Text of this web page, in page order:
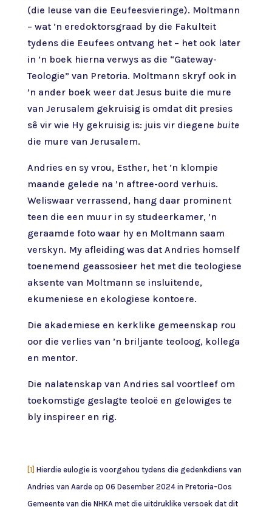
(die leuse van die Eeufeesvieringe). Moltmann
– wat ’n eredoktorsgraad by die Fakulteit
tydens die Eeufees ontvang het – het ook later
in ’n boek hierna verwys as die “Gateway-
Teologie” van Pretoria. Moltmann skryf ook in
’n ander boek weer dat Jesus buite die mure
van Jerusalem gekruisig is omdat dit presies
sê vir wie Hy gekruisig is: juis vir diegene buite
die mure van Jerusalem.
Andries en sy vrou, Esther, het ’n klompie
maande gelede na ’n aftree-oord verhuis.
Weliswaar verrassend, hang daar prominent
teen die een muur in sy studeerkamer, ’n
geraamde foto waar hy en Moltmann saam
verskyn. My afleiding was dat Andries homself
toenemend geassosieer het met die teologiese
aksente van Moltmann se insluitende,
ekumeniese en ekologiese kontoere.
Die akademiese en kerklike gemeenskap rou
oor die verlies van ’n briljante teoloog, kollega
en mentor.
Die nalatenskap van Andries sal voortleef om
toekomstige geslagte teoloë en gelowiges te
bly inspireer en rig.
[1] Hierdie eulogie is voorgehou tydens die gedenkdiens van
Andries van Aarde op 06 Desember 2024 in Pretoria-Oos
Gemeente van die NHKA met die uitdruklike versoek dat dit